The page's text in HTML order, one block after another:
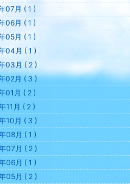
07月 ( 1 )
06月 ( 1 )
05月 ( 1 )
04月 ( 1 )
03月 ( 2 )
02月 ( 3 )
01月 ( 2 )
11月 ( 2 )
10月 ( 3 )
08月 ( 1 )
07月 ( 2 )
06月 ( 1 )
05月 ( 2 )